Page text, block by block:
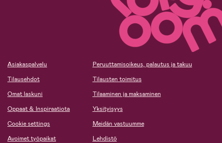
Asiakaspalvelu
Tilausehdot
Omat laskuni
Oppaat & Inspiraatiota
Cookie settings
Avoimet työpaikat
Peruuttamisoikeus, palautus ja takuu
Tilausten toimitus
Tilaaminen ja maksaminen
Yksityisyys
Meidän vastuumme
Lehdistö